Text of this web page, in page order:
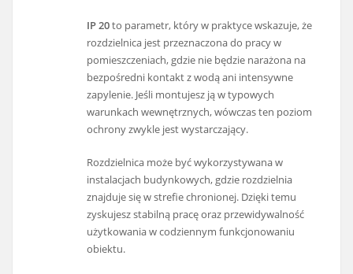
IP 20to parametr, który w praktyce wskazuje, że
rozdzielnica jest przeznaczona do pracy w
pomieszczeniach, gdzie nie będzie narażona na
bezpośredni kontakt z wodą ani intensywne
zapylenie. Jeśli montujesz ją w typowych
warunkach wewnętrznych, wówczas ten poziom
ochrony zwykle jest wystarczający.
Rozdzielnica może być wykorzystywana w
instalacjach budynkowych, gdzie rozdzielnia
znajduje się w strefie chronionej. Dzięki temu
zyskujesz stabilną pracę oraz przewidywalność
użytkowania w codziennym funkcjonowaniu
obiektu.